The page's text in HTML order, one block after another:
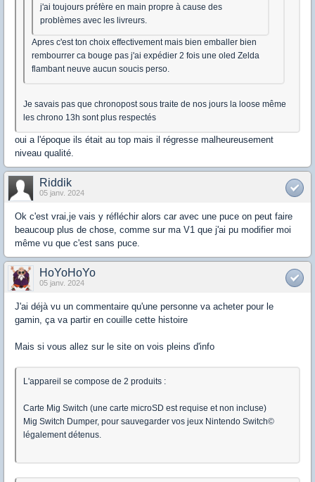
j'ai toujours préfère en main propre à cause des
problèmes avec les livreurs.
Apres c'est ton choix effectivement mais bien emballer bien
rembourrer ca bouge pas j'ai expédier 2 fois une oled Zelda
flambant neuve aucun soucis perso.
Je savais pas que chronopost sous traite de nos jours la loose même
les chrono 13h sont plus respectés
oui a l'époque ils était au top mais il régresse malheureusement
niveau qualité.
Riddik
05 janv. 2024
Ok c'est vrai,je vais y réfléchir alors car avec une puce on peut faire
beaucoup plus de chose, comme sur ma V1 que j'ai pu modifier moi
même vu que c'est sans puce.
HoYoHoYo
05 janv. 2024
J'ai déjà vu un commentaire qu'une personne va acheter pour le
gamin, ça va partir en couille cette histoire
Mais si vous allez sur le site on vois pleins d'info
L'appareil se compose de 2 produits :
Carte Mig Switch (une carte microSD est requise et non incluse)
Mig Switch Dumper, pour sauvegarder vos jeux Nintendo Switch©
légalement détenus.